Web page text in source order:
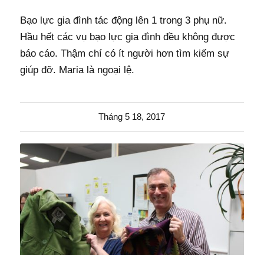
Bạo lực gia đình tác động lên 1 trong 3 phụ nữ.
Hầu hết các vụ bạo lực gia đình đều không được
báo cáo. Thậm chí có ít người hơn tìm kiếm sự
giúp đỡ. Maria là ngoại lệ.
Tháng 5 18, 2017